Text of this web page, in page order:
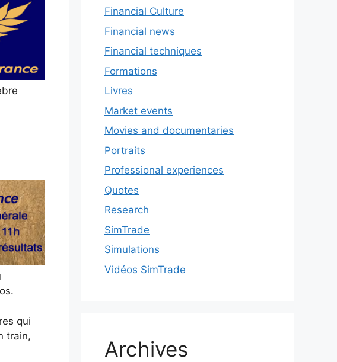
qui
train,
Financial Culture
Financial news
Financial techniques
Formations
Livres
Market events
Movies and documentaries
Portraits
Professional experiences
Quotes
Research
SimTrade
Simulations
Vidéos SimTrade
Archives